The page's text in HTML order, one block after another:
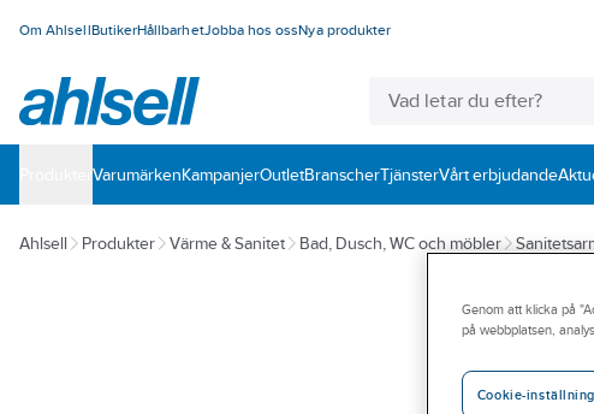
Om AhlsellButikerHållbarhetJobba hos ossNya produkter
VarumärkenKampanjerOutletBranscherTjänsterVårt erbjudande
Ahlsell Produkter Värme & Sanitet Bad, Dusch, WC och möbler
Genom att klicka på
på webbplatsen,
Cookie-